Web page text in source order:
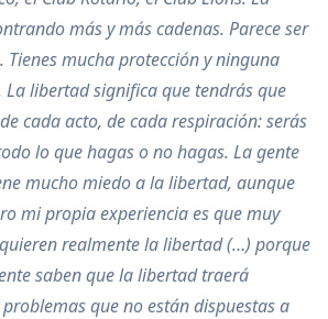
más y más cadenas. Parece ser
mucha protección y ninguna
libertad significa que tendrás que
cada acto, de cada respiración: serás
lo que hagas o no hagas. La gente
mucho miedo a la libertad, aunque
mi propia experiencia es que muy
realmente la libertad (…) porque
saben que la libertad traerá
que no están dispuestas a